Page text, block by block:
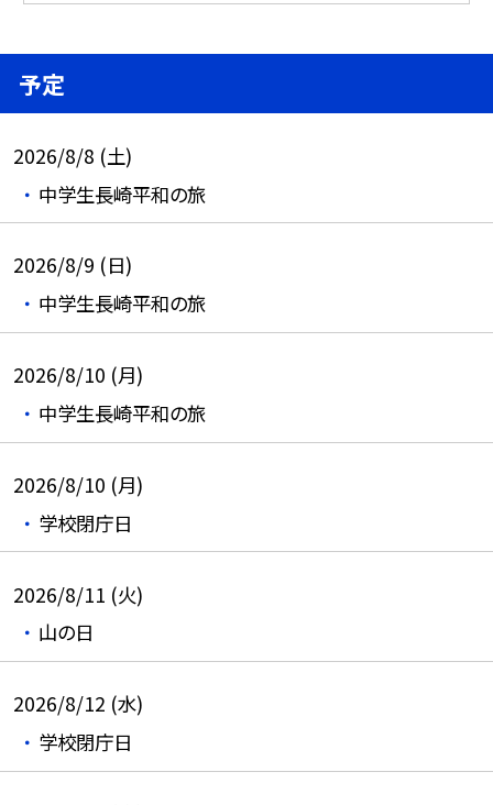
予定
2026/8/8 (土)
中学生長崎平和の旅
2026/8/9 (日)
中学生長崎平和の旅
2026/8/10 (月)
中学生長崎平和の旅
2026/8/10 (月)
学校閉庁日
2026/8/11 (火)
山の日
2026/8/12 (水)
学校閉庁日